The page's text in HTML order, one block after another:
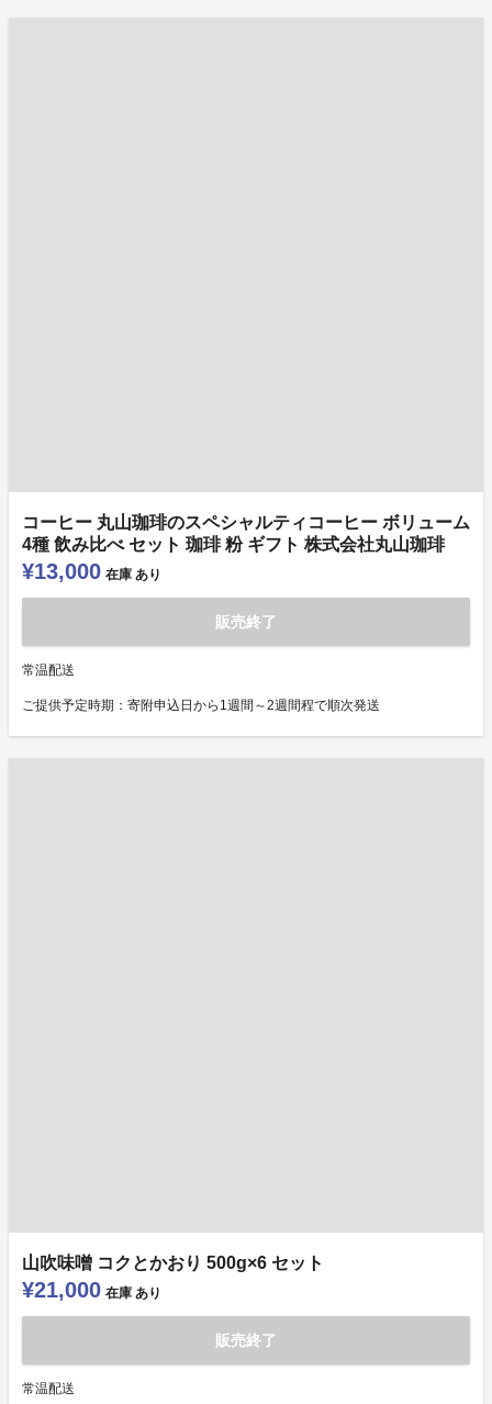
コーヒー 丸山珈琲のスペシャルティコーヒー ボリューム
4種 飲み比べ セット 珈琲 粉 ギフト 株式会社丸山珈琲
¥13,000 在庫 あり
販売終了
常温配送
ご提供予定時期：寄附申込日から1週間～2週間程で順次発送
山吹味噌 コクとかおり 500g×6 セット
¥21,000 在庫 あり
販売終了
常温配送